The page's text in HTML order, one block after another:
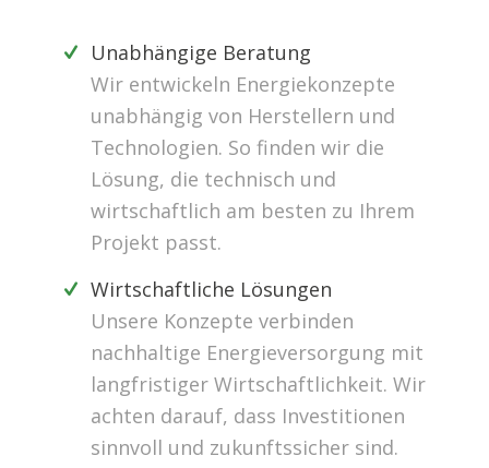
Unabhängige Beratung
Wir entwickeln Energiekonzepte
unabhängig von Herstellern und
Technologien. So finden wir die
Lösung, die technisch und
wirtschaftlich am besten zu Ihrem
Projekt passt.
Wirtschaftliche Lösungen
Unsere Konzepte verbinden
nachhaltige Energieversorgung mit
langfristiger Wirtschaftlichkeit. Wir
achten darauf, dass Investitionen
sinnvoll und zukunftssicher sind.